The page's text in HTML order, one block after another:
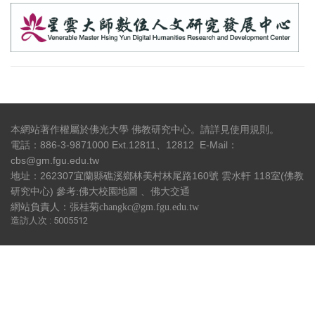
本網站著作權屬於佛光大學 佛教研究中心。請詳見使用規則 。
電話：886-3-9871000 Ext.12811、12812 E-Mail：
cbs@gm.fgu.edu.tw
地址：262307宜蘭縣礁溪鄉林美村林尾路160號 雲水軒 118室(佛教
研究中心) 參考:佛大校園地圖 佛大交通
網站負責人：張桂菊changkc@gm.fgu.edu.tw
造訪人次 : 5005512